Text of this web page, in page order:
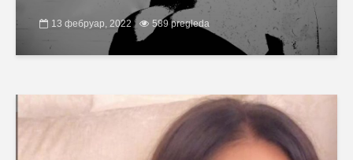
13 фебруар, 2022 589 pregleda